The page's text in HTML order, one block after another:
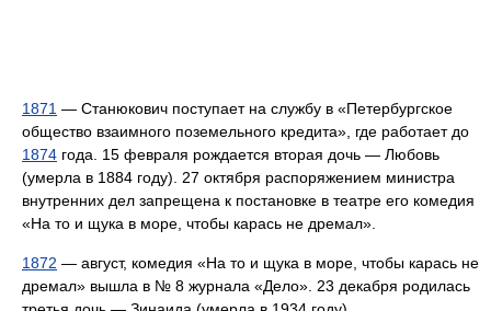
1871 — Станюкович поступает на службу в «Петербургское
общество взаимного поземельного кредита», где работает до
1874 года. 15 февраля рождается вторая дочь — Любовь
(умерла в 1884 году). 27 октября распоряжением министра
внутренних дел запрещена к постановке в театре его комедия
«На то и щука в море, чтобы карась не дремал».
1872 — август, комедия «На то и щука в море, чтобы карась не
дремал» вышла в № 8 журнала «Дело». 23 декабря родилась